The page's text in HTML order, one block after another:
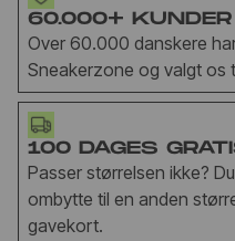
60.000+ KUNDER
Over 60.000 danskere
Sneakerzone og valgt os
100 DAGES
Passer størrelsen ikke?
ombytte til en anden
gavekort.